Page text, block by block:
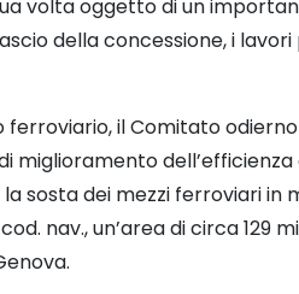
volta oggetto di un
della concessione, i
il Comitato
miglioramento
sosta dei mezzi ferroviari
nav., un’area di circa 129